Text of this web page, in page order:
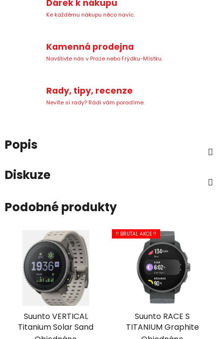
Dárek k nákupu
Ke každému nákupu něco navíc.
Kamenná prodejna
Navštivte nás v Praze nebo Frýdku-Místku.
Rady, tipy, recenze
Nevíte si rady? Rádi vám poradíme.
Popis
Diskuze
Podobné produkty
Suunto VERTICAL
Titanium Solar Sand
!! BRUTAL AKCE !!
Suunto RACE S
TITANIUM Graphite